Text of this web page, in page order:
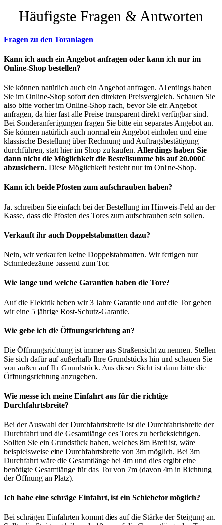
Häufigste Fragen & Antworten
Fragen zu den Toranlagen
Kann ich auch ein Angebot anfragen oder kann ich nur im
Online-Shop bestellen?
Sie können natürlich auch ein Angebot anfragen. Allerdings haben
Sie im Online-Shop sofort den direkten Preisvergleich. Schauen Sie
also bitte vorher im Online-Shop nach, bevor Sie ein Angebot
anfragen, da hier fast alle Preise transparent direkt verfügbar sind.
Bei Sonderanfertigungen fragen Sie bitte ein separates Angebot an.
Sie können natürlich auch normal ein Angebot einholen und eine
klassische Bestellung über Rechnung und Auftragsbestätigung
durchführen, statt hier im Shop zu kaufen. Allerdings haben Sie
dann nicht die Möglichkeit die Bestellsumme bis auf 20.000€
abzusichern. Diese Möglichkeit besteht nur im Online-Shop.
Kann ich beide Pfosten zum aufschrauben haben?
Ja, schreiben Sie einfach bei der Bestellung im Hinweis-Feld an der
Kasse, dass die Pfosten des Tores zum aufschrauben sein sollen.
Verkauft ihr auch Doppelstabmatten dazu?
Nein, wir verkaufen keine Doppelstabmatten. Wir fertigen nur
Schmiedezäune passend zum Tor.
Wie lange und welche Garantien haben die Tore?
Auf die Elektrik heben wir 3 Jahre Garantie und auf die Tor geben
wir eine 5 jährige Rost-Schutz-Garantie.
Wie gebe ich die Öffnungsrichtung an?
Die Öffnungsrichtung ist immer aus Straßensicht zu nennen. Stellen
Sie sich dafür auf außerhalb Ihre Grundstücks hin und schauen Sie
von außen auf Ihr Grundstück. Aus dieser Sicht ist dann bitte die
Öffnungsrichtung anzugeben.
Wie messe ich meine Einfahrt aus für die richtige
Durchfahrtsbreite?
Bei der Auswahl der Durchfahrtsbreite ist die Durchfahrtsbreite der
Durchfahrt und die Gesamtlänge des Tores zu berücksichtigen.
Sollten Sie ein Grundstück haben, welches 8m Breit ist, wäre
beispielsweise eine Durchfahrtsbreite von 3m möglich. Bei 3m
Durchfahrt wäre die Gesamtlänge bei 4m und dies ergibt eine
benötigte Gesamtlänge für das Tor von 7m (davon 4m in Richtung
der Öffnung an Platz).
Ich habe eine schräge Einfahrt, ist ein Schiebetor möglich?
Bei schrägen Einfahrten kommt dies auf die Stärke der Steigung an.